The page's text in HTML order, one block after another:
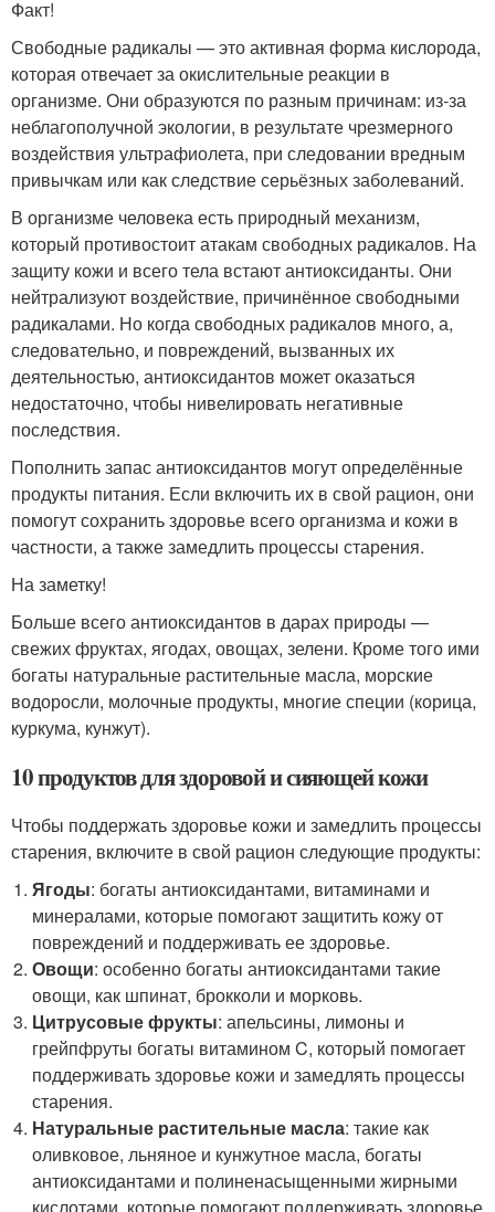
Факт!
Свободные радикалы — это активная форма кислорода,
которая отвечает за окислительные реакции в
организме. Они образуются по разным причинам: из-за
неблагополучной экологии, в результате чрезмерного
воздействия ультрафиолета, при следовании вредным
привычкам или как следствие серьёзных заболеваний.
В организме человека есть природный механизм,
который противостоит атакам свободных радикалов. На
защиту кожи и всего тела встают антиоксиданты. Они
нейтрализуют воздействие, причинённое свободными
радикалами. Но когда свободных радикалов много, а,
следовательно, и повреждений, вызванных их
деятельностью, антиоксидантов может оказаться
недостаточно, чтобы нивелировать негативные
последствия.
Пополнить запас антиоксидантов могут определённые
продукты питания. Если включить их в свой рацион, они
помогут сохранить здоровье всего организма и кожи в
частности, а также замедлить процессы старения.
На заметку!
Больше всего антиоксидантов в дарах природы —
свежих фруктах, ягодах, овощах, зелени. Кроме того ими
богаты натуральные растительные масла, морские
водоросли, молочные продукты, многие специи (корица,
куркума, кунжут).
10 продуктов для здоровой и сияющей кожи
Чтобы поддержать здоровье кожи и замедлить процессы
старения, включите в свой рацион следующие продукты:
Ягоды: богаты антиоксидантами, витаминами и
минералами, которые помогают защитить кожу от
повреждений и поддерживать ее здоровье.
Овощи: особенно богаты антиоксидантами такие
овощи, как шпинат, брокколи и морковь.
Цитрусовые фрукты: апельсины, лимоны и
грейпфруты богаты витамином C, который помогает
поддерживать здоровье кожи и замедлять процессы
старения.
Натуральные растительные масла: такие как
оливковое, льняное и кунжутное масла, богаты
антиоксидантами и полиненасыщенными жирными